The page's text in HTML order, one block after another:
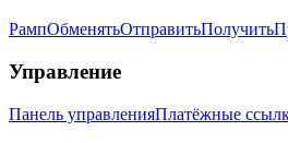
РампОбменятьОтправитьПолучить
Управление
Панель управленияПлатёжные